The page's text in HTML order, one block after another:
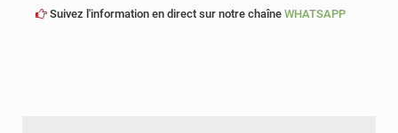
Suivez l'information en direct sur notre chaîne WHATSAPP